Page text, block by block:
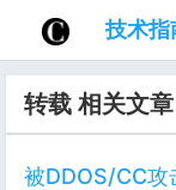
技术指
转载 相关文章
被DDOS/CC攻